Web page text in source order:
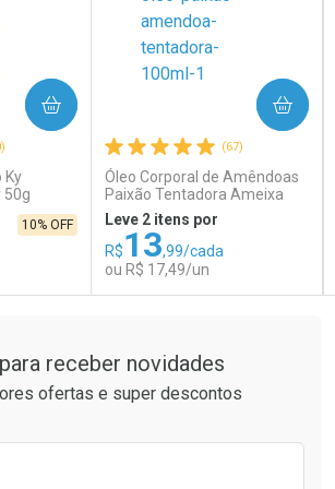
Comprar sem Desconto
Por R$ 14,39/cada
Comprar sem Desconto
Por R$ 14,39/cada
Ky
50g
10% OFF
(67)
Óleo Corporal de Amêndoas
Paixão Tentadora Ameixa
Rubi 100ml
Leve 2 itens por
R$13,99/cada
ou R$ 17,49/un
COMPRAR
Laboratório
Por Menos
receber novidades
ofertas e super descontos